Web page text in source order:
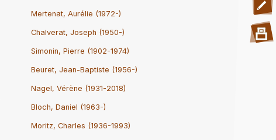
Mertenat, Aurélie (1972-)
Chalverat, Joseph (1950-)
Simonin, Pierre (1902-1974)
Beuret, Jean-Baptiste (1956-)
Nagel, Vérène (1931-2018)
Bloch, Daniel (1963-)
Moritz, Charles (1936-1993)